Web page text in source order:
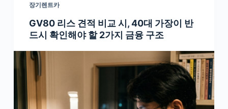
장기렌트카
GV80 리스 견적 비교 시, 40대 가장이 반
드시 확인해야 할 2가지 금융 구조